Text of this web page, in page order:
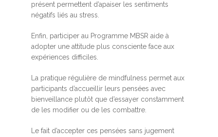
présent permettent d’apaiser les sentiments
négatifs liés au stress.
Enfin, participer au Programme MBSR aide à
adopter une attitude plus consciente face aux
expériences difficiles.
La pratique régulière de mindfulness permet aux
participants d’accueillir leurs pensées avec
bienveillance plutôt que d’essayer constamment
de les modifier ou de les combattre.
Le fait d’accepter ces pensées sans jugement